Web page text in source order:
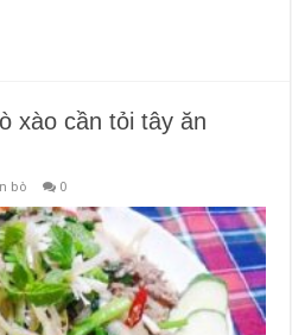
xào cần tỏi tây ăn
bò 0